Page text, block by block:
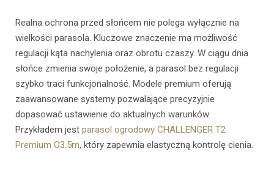
Realna ochrona przed słońcem nie polega wyłącznie na
wielkości parasola. Kluczowe znaczenie ma możliwość
regulacji kąta nachylenia oraz obrotu czaszy. W ciągu dnia
słońce zmienia swoje położenie, a parasol bez regulacji
szybko traci funkcjonalność. Modele premium oferują
zaawansowane systemy pozwalające precyzyjnie
dopasować ustawienie do aktualnych warunków.
Przykładem jest parasol ogrodowy CHALLENGER T2
Premium O3.5m, który zapewnia elastyczną kontrolę cienia.